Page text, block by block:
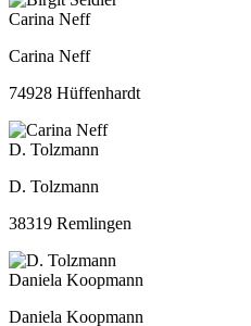
Carina Neff
Carina Neff
74928 Hüffenhardt
D. Tolzmann
D. Tolzmann
38319 Remlingen
Daniela Koopmann
Daniela Koopmann